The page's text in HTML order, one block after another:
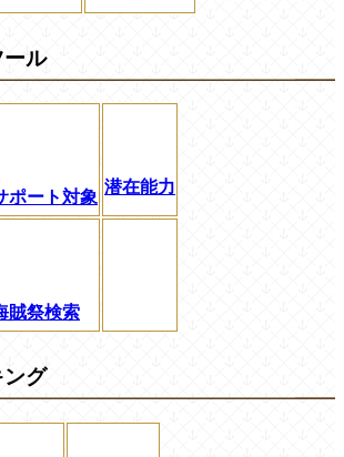
ール
ポート対象
潜在能力
賊祭検索
ング